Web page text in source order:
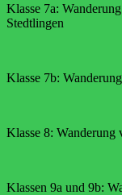
Klasse 7a:
Stedtlingen
Klasse 7b:
Klasse 8: Wanderung
Klassen 9a und 9b: